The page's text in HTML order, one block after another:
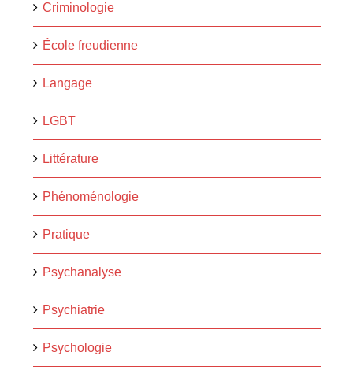
Criminologie
École freudienne
Langage
LGBT
Littérature
Phénoménologie
Pratique
Psychanalyse
Psychiatrie
Psychologie